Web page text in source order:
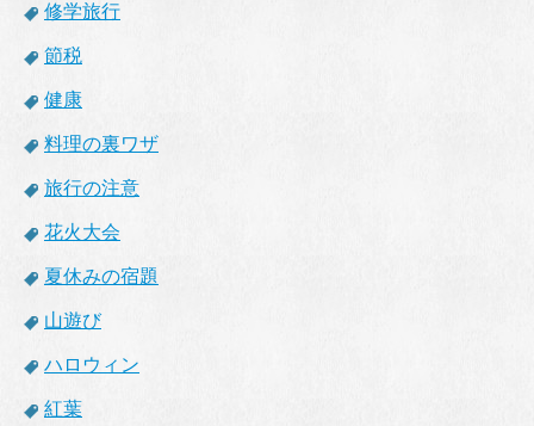
修学旅行
節税
健康
料理の裏ワザ
旅行の注意
花火大会
夏休みの宿題
山遊び
ハロウィン
紅葉